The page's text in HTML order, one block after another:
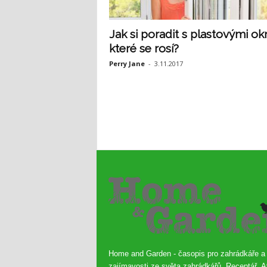
Jak si poradit s plastovými
které se rosí?
Perry Jane - 3.11.2017
Home and Garden - časopis pro zahrádkáře a